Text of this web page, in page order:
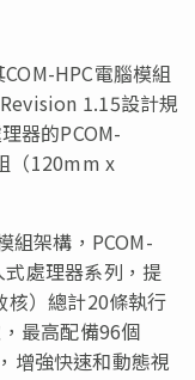
HPC電腦模組
1.15設計規
器的PCOM-
（120mm x
組架構，PCOM-
處理器系列，提
核）總計20條執行
最高配備96個
增強快速和動態視